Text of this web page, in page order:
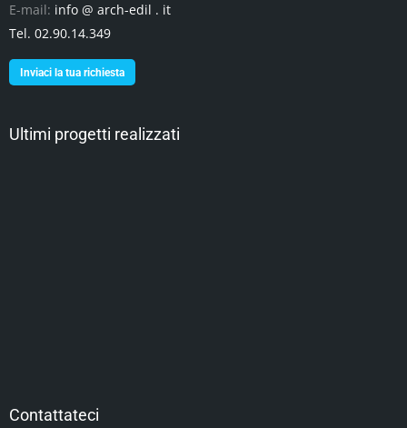
E-mail: info @ arch-edil . it
Tel. 02.90.14.349
Inviaci la tua richiesta
Ultimi progetti realizzati
Contattateci